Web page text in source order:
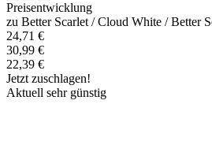
Preisentwicklung
zu Better Scarlet / Cloud White / Better
24,71 €
30,99 €
22,39 €
Jetzt zuschlagen!
Aktuell sehr günstig